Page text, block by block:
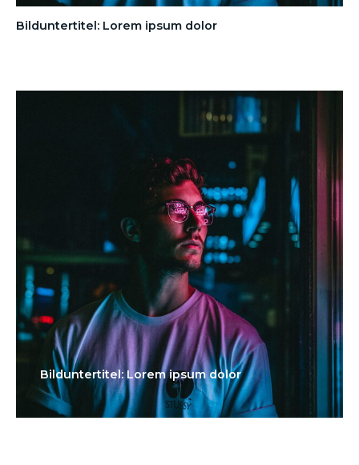
Bilduntertitel: Lorem ipsum dolor
Bilduntertitel: Lorem ipsum dolor